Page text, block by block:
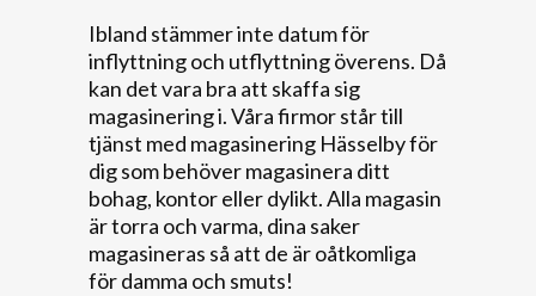
Ibland stämmer inte datum för
inflyttning och utflyttning överens. Då
kan det vara bra att skaffa sig
magasinering i. Våra firmor står till
tjänst med magasinering Hässelby för
dig som behöver magasinera ditt
bohag, kontor eller dylikt. Alla magasin
är torra och varma, dina saker
magasineras så att de är oåtkomliga
för damma och smuts!